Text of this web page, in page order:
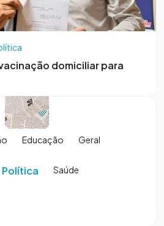
domiciliar para
Educação Geral
Política Saúde